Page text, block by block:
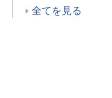
全てを見る